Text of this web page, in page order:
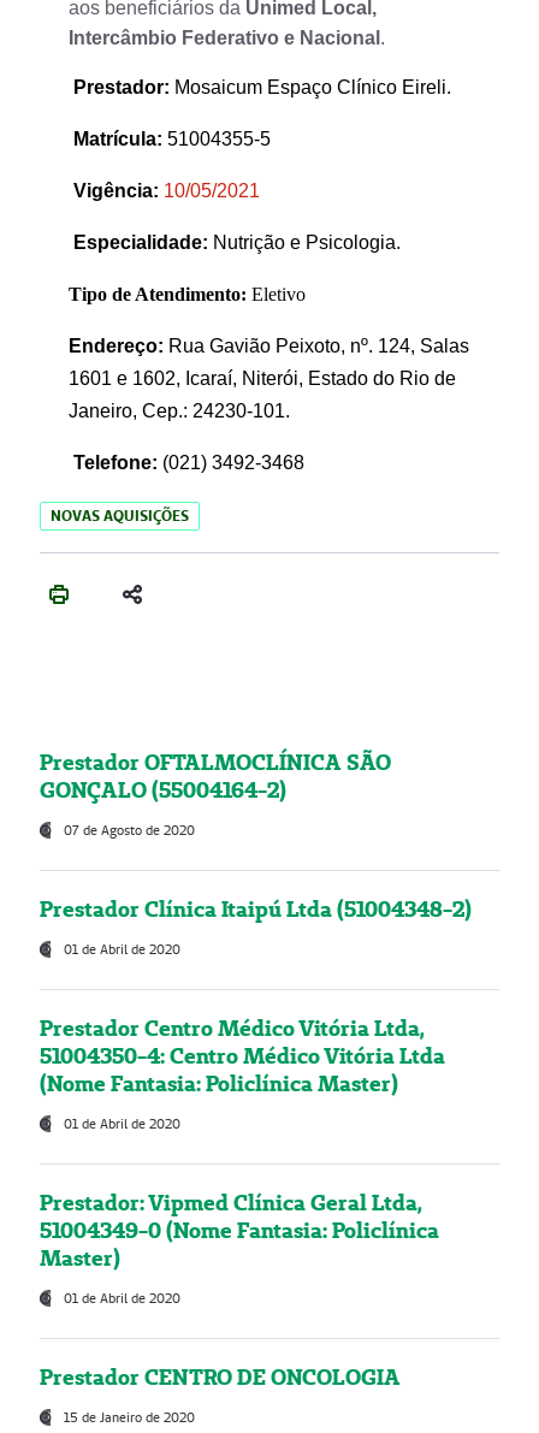
aos beneficiários da Unimed Local,
Intercâmbio Federativo e Nacional .
Prestador: Mosaicum Espaço Clínico Eireli.
Matrícula: 51004355-5
Vigência: 10/05/2021
Especialidade: Nutrição e Psicologia.
Tipo de Atendimento: Eletivo
Endereço: Rua Gavião Peixoto, nº. 124, Salas
1601 e 1602, Icaraí, Niterói, Estado do Rio de
Janeiro, Cep.: 24230-101.
Telefone: (021) 3492-3468
NOVAS AQUISIÇÕES
Prestador OFTALMOCLÍNICA SÃO
GONÇALO (55004164-2)
07 de Agosto de 2020
Prestador Clínica Itaipú Ltda (51004348-2)
01 de Abril de 2020
Prestador Centro Médico Vitória Ltda,
51004350-4: Centro Médico Vitória Ltda
(Nome Fantasia: Policlínica Master)
01 de Abril de 2020
Prestador: Vipmed Clínica Geral Ltda,
51004349-0 (Nome Fantasia: Policlínica
Master)
01 de Abril de 2020
Prestador CENTRO DE ONCOLOGIA
15 de Janeiro de 2020